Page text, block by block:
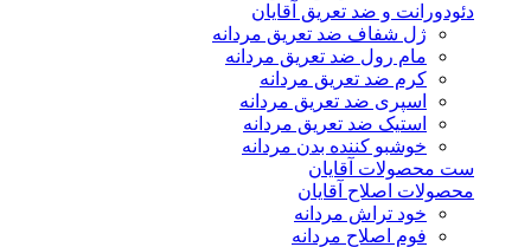
دئودورانت و ضد تعریق آقایان
ژل شفاف ضد تعریق مردانه
مام رول ضد تعریق مردانه
کرم ضد تعریق مردانه
اسپری ضد تعریق مردانه
استیک ضد تعریق مردانه
خوشبو کننده بدن مردانه
ست محصولات آقایان
محصولات اصلاح آقایان
خود تراش مردانه
فوم اصلاح مردانه